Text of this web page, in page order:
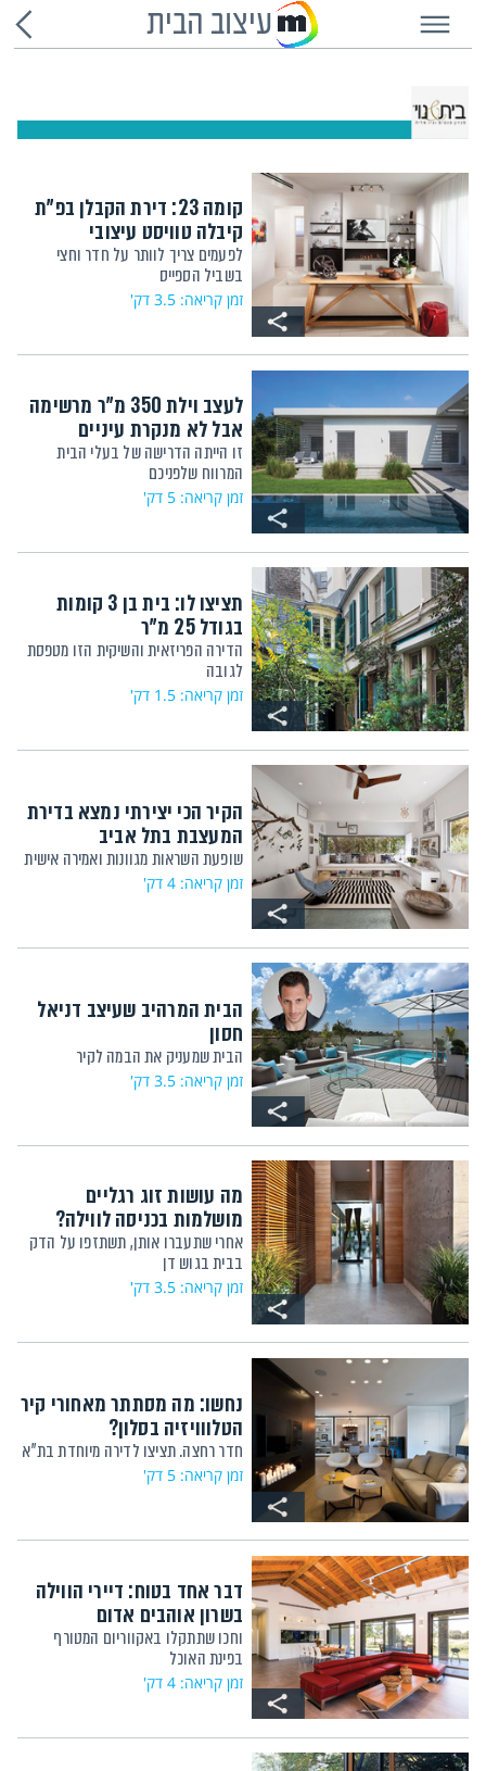
עיצוב הבית
קומה 23: דירת הקבלן בפ"ת
קיבלה טוויסט עיצובי
לפעמים צריך לוותר על חדר וחצי
בשביל הספייס
זמן קריאה: 3.5 דק'
לעצב וילת 350 מ"ר מרשימה
אבל לא מנקרת עיניים
זו הייתה הדרישה של בעלי הבית
המרווח שלפניכם
זמן קריאה: 5 דק'
תציצו לו: בית בן 3 קומות
בגודל 25 מ"ר
הדירה הפריזאית והשיקית הזו מטפסת
לגובה
זמן קריאה: 1.5 דק'
הקיר הכי יצירתי נמצא בדירת
המעצבת בתל אביב
שופעת השראות מגוונות ואמירה אישית
זמן קריאה: 4 דק'
הבית המרהיב שעיצב דניאל
חסון
הבית שמעניק את הבמה לקיר
זמן קריאה: 3.5 דק'
מה עושות זוג רגליים
מושלמות בכניסה לווילה?
אחרי שתעברו אותן, תשתזפו על הדק
בבית בגוש דן
זמן קריאה: 3.5 דק'
נחשו: מה מסתתר מאחורי קיר
הטלווויזיה בסלון?
חדר רחצה. תציצו לדירה מיוחדת בת"א
זמן קריאה: 5 דק'
דבר אחד בטוח: דיירי הווילה
בשרון אוהבים אדום
וחכו שתתקלו באקווריום המטורף
בפינת האוכל
זמן קריאה: 4 דק'